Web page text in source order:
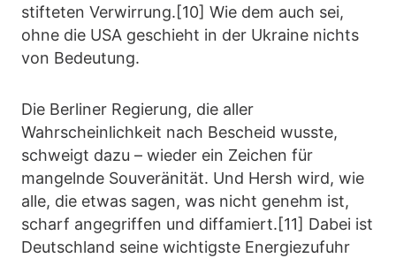
stifteten Verwirrung.[10] Wie dem auch sei,
ohne die USA geschieht in der Ukraine nichts
von Bedeutung.
Die Berliner Regierung, die aller
Wahrscheinlichkeit nach Bescheid wusste,
schweigt dazu – wieder ein Zeichen für
mangelnde Souveränität. Und Hersh wird, wie
alle, die etwas sagen, was nicht genehm ist,
scharf angegriffen und diffamiert.[11] Dabei ist
Deutschland seine wichtigste Energiezufuhr